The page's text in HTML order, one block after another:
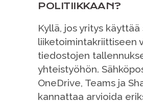
POLITIIKKAAN?
Kyllä, jos yritys käyttää
liiketoimintakriittiseen
tiedostojen
yhteistyöhön.
OneDrive, Teams ja
kannattaa arvioida